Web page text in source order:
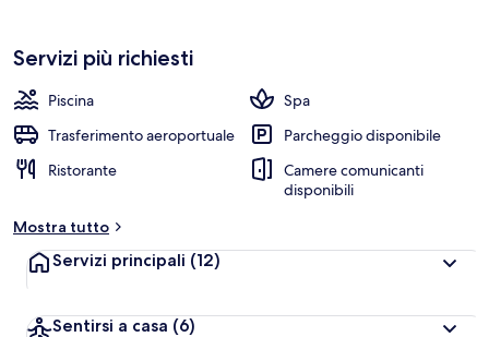
Servizi più richiesti
Piscina
Spa
Trasferimento aeroportuale
Parcheggio disponibile
Ristorante
Camere comunicanti
disponibili
Mostra tutto
Servizi principali (12)
Sentirsi a casa (6)